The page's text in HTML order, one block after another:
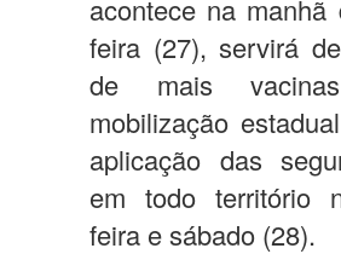
acontece na manhã
feira (27), servirá
de mais
mobilização
aplicação das
em todo território
feira e sábado (28).